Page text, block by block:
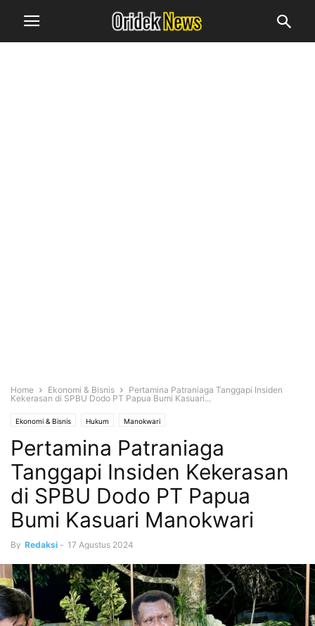
Home Ekonomi & Bisnis
Pertamina Patraniaga Tanggapi Insiden
Kekerasan di SPBU Dodo PT Papua Bumi Kasuari...
Ekonomi & Bisnis Hukum Manokwari
Pertamina Patraniaga
Tanggapi Insiden Kekerasan
di SPBU Dodo PT Papua
Bumi Kasuari Manokwari
By Redaksi - 17 Agustus 2024